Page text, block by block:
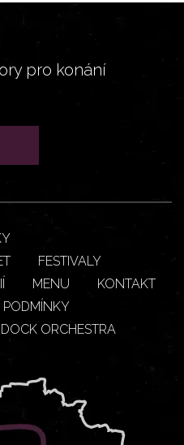
pro konání
FESTIVALY
MENU
KONTAKT
ORCHESTRA